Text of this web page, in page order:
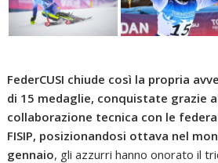
FederCUSI chiude così la propria
di 15 medaglie, conquistate grazie
collaborazione tecnica con le
FISIP, posizionandosi ottava nel
gennaio, gli azzurri hanno onorato il